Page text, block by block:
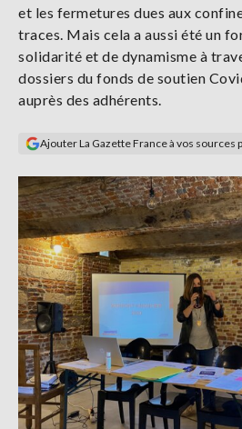
S'abonner
et les fermetures dues aux
traces. Mais cela a aussi été un
solidarité et de dynamisme à
dossiers du fonds de soutien
auprès des adhérents.
Ajouter La Gazette France à vos sources